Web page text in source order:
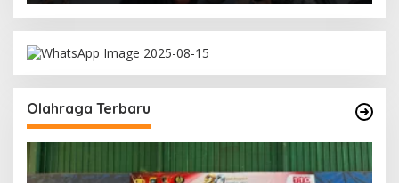
Olahraga Terbaru